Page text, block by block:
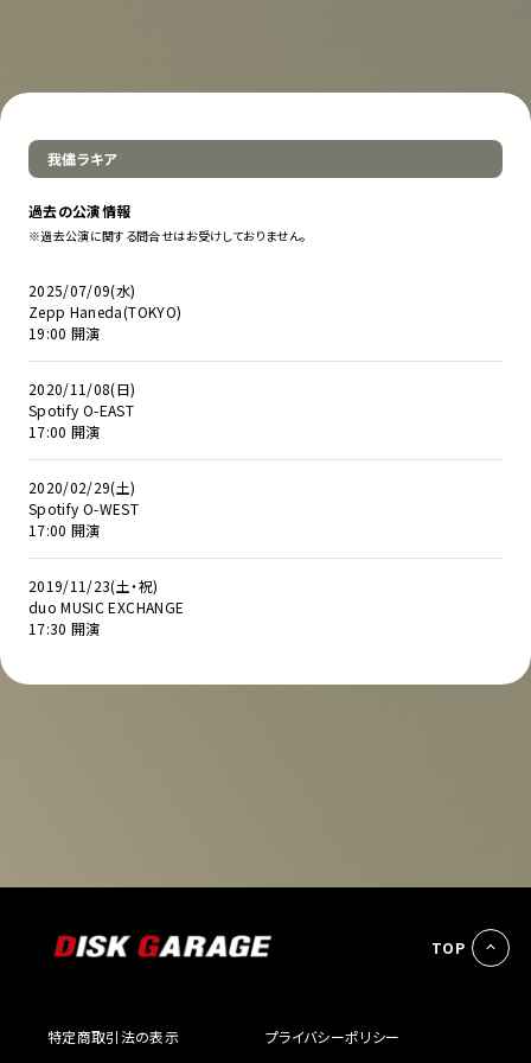
我儘ラキア
過去の公演情報
※過去公演に関する問合せはお受けしておりません。
2025/07/09(水)
Zepp Haneda(TOKYO)
19:00 開演
2020/11/08(日)
Spotify O-EAST
17:00 開演
2020/02/29(土)
Spotify O-WEST
17:00 開演
2019/11/23(土・祝)
duo MUSIC EXCHANGE
17:30 開演
TOP
特定商取引法の表示 プライバシーポリシー